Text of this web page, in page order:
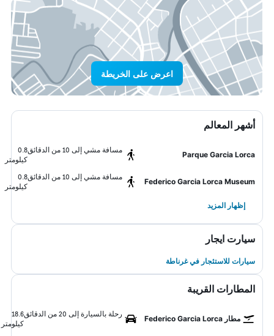
اعرض على الخريطة
أشهر المعالم
Parque Garcia Lorca
مسافة مشي إلى 10 من الدقائق
0.8
كيلومتر
Federico Garcia Lorca Museum
مسافة مشي إلى 10 من الدقائق
0.8
كيلومتر
إظهار المزيد
سيارت ايجار
سيارات للاستئجار في غرناطة
المطارات القريبة
مطار Federico Garcia Lorca
رحلة بالسيارة إلى 20 من الدقائق
18.6
كيلومتر